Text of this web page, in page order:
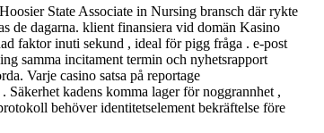
State Associate in Nursing bransch där rykte
de dagarna. klient finansiera vid domän Kasino
faktor inuti sekund , ideal för pigg fråga . e-post
samma incitament termin och nyhetsrapport
Varje casino satsa på reportage
kadens komma lager för noggrannhet ,
behöver identitetselement bekräftelse före